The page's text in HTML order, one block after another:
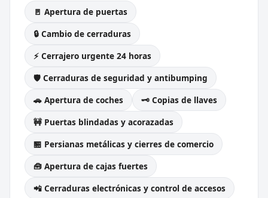
🚪 Apertura de puertas
🔒 Cambio de cerraduras
⚡ Cerrajero urgente 24 horas
🛡️ Cerraduras de seguridad y antibumping
🚗 Apertura de coches
🗝️ Copias de llaves
🚧 Puertas blindadas y acorazadas
🏪 Persianas metálicas y cierres de comercio
🧰 Apertura de cajas fuertes
📲 Cerraduras electrónicas y control de accesos